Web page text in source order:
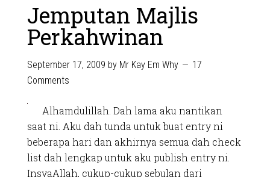
Jemputan Majlis
Perkahwinan
September 17, 2009 by Mr Kay Em Why
17
Comments
Alhamdulillah. Dah lama aku nantikan
saat ni. Aku dah tunda untuk buat entry ni
beberapa hari dan akhirnya semua dah check
list dah lengkap untuk aku publish entry ni.
InsyaAllah, cukup-cukup sebulan dari